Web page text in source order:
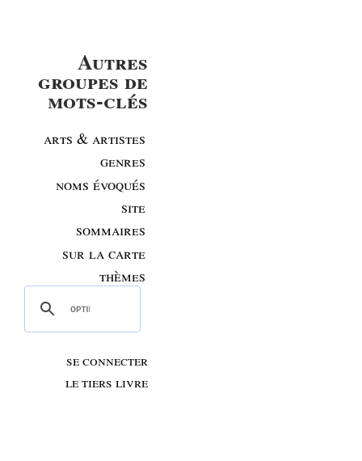
Autres
groupes de
mots-clés
arts & artistes
genres
noms évoqués
site
sommaires
sur la carte
thèmes
se connecter
le tiers livre